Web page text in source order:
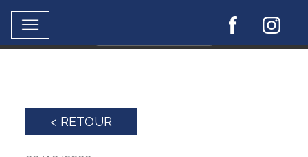
déposer un cookie à des fins de mesure d'audience..
< RETOUR